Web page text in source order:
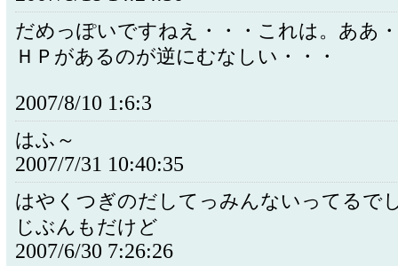
だめっぽいですねえ・・・これは。ああ
ＨＰがあるのが逆にむなしい・・・
2007/8/10 1:6:3
はふ～
2007/7/31 10:40:35
はやくつぎのだしてっみんないってるで
じぶんもだけど
2007/6/30 7:26:26